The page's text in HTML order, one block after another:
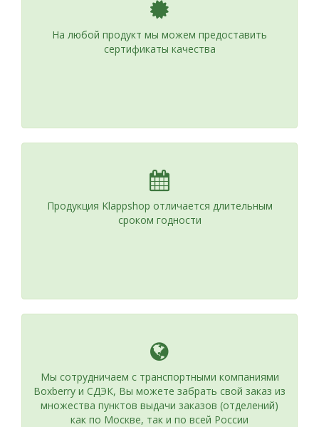
На любой продукт мы можем предоставить
сертификаты качества
Продукция Klappshop отличается длительным
сроком годности
Мы сотрудничаем с транспортными компаниями
Boxberry и СДЭК, Вы можете забрать свой заказ из
множества пунктов выдачи заказов (отделений)
как по Москве, так и по всей России